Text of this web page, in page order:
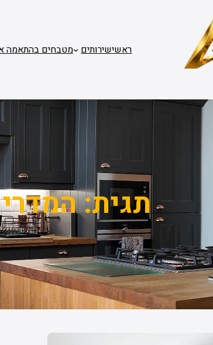
ראשישירותים מטבחים בהתאמה
תגית: